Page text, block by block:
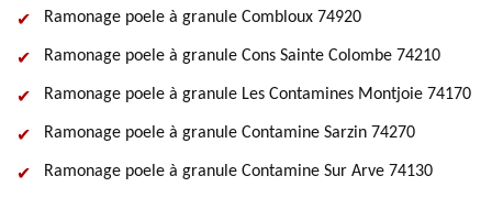
Ramonage poele à granule Combloux 74920
Ramonage poele à granule Cons Sainte Colombe 74210
Ramonage poele à granule Les Contamines Montjoie 74170
Ramonage poele à granule Contamine Sarzin 74270
Ramonage poele à granule Contamine Sur Arve 74130